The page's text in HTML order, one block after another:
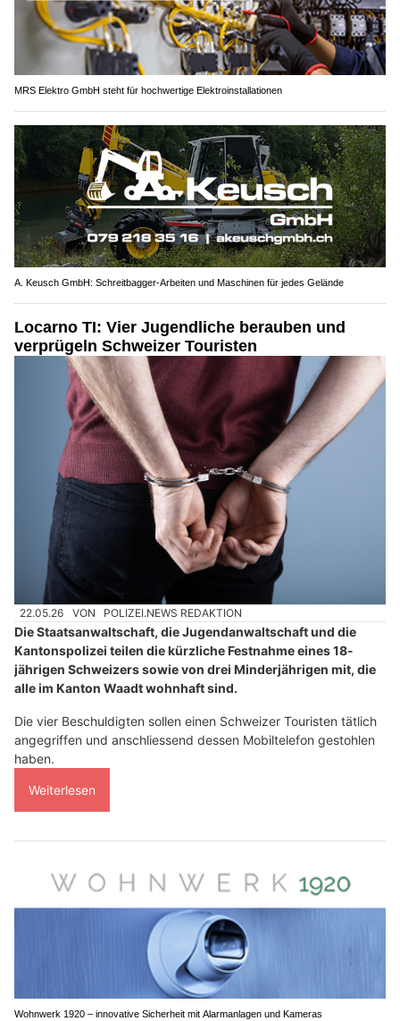
MRS Elektro GmbH steht für hochwertige Elektroinstallationen
A. Keusch GmbH: Schreitbagger-Arbeiten und Maschinen für jedes Gelände
Locarno TI: Vier Jugendliche berauben und
verprügeln Schweizer Touristen
22.05.26 VON POLIZEI.NEWS REDAKTION
Die Staatsanwaltschaft, die Jugendanwaltschaft und die
Kantonspolizei teilen die kürzliche Festnahme eines 18-
jährigen Schweizers sowie von drei Minderjährigen mit, die
alle im Kanton Waadt wohnhaft sind.
Die vier Beschuldigten sollen einen Schweizer Touristen tätlich
angegriffen und anschliessend dessen Mobiltelefon gestohlen
haben.
Weiterlesen
Wohnwerk 1920 – innovative Sicherheit mit Alarmanlagen und Kameras